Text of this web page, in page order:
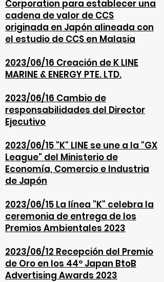
Corporation para establecer una
cadena de valor de CCS
originada en Japón alineada con
el estudio de CCS en Malasia
2023/06/16 Creación de K LINE
MARINE & ENERGY PTE. LTD.
2023/06/16 Cambio de
responsabilidades del Director
Ejecutivo
2023/06/15 "K" LINE se une a la "GX
League" del Ministerio de
Economía, Comercio e Industria
de Japón
2023/06/15 La línea "K" celebra la
ceremonia de entrega de los
Premios Ambientales 2023
2023/06/12 Recepción del Premio
de Oro en los 44º Japan BtoB
Advertising Awards 2023